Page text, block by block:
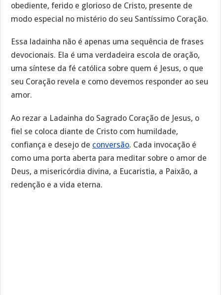
obediente, ferido e glorioso de Cristo, presente de
modo especial no mistério do seu Santíssimo Coração.
Essa ladainha não é apenas uma sequência de frases
devocionais. Ela é uma verdadeira escola de oração,
uma síntese da fé católica sobre quem é Jesus, o que
seu Coração revela e como devemos responder ao seu
amor.
Ao rezar a Ladainha do Sagrado Coração de Jesus, o
fiel se coloca diante de Cristo com humildade,
confiança e desejo de conversão. Cada invocação é
como uma porta aberta para meditar sobre o amor de
Deus, a misericórdia divina, a Eucaristia, a Paixão, a
redenção e a vida eterna.